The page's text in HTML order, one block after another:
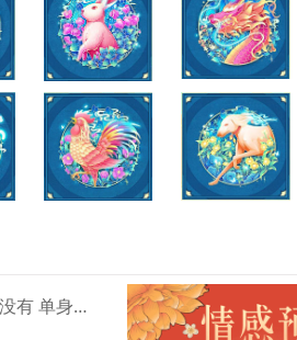
算命说我有对象实际上没有 单身但是算命的说我有男朋友是真的吗